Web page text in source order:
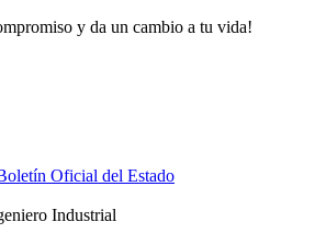
y da un cambio a tu vida!
Oficial del Estado
Industrial